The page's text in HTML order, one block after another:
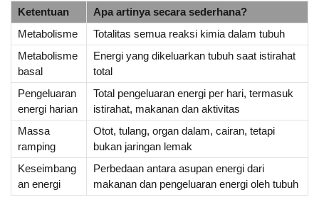
Ketentuan
Apa artinya secara sederhana?
Metabolisme
Totalitas semua reaksi kimia dalam tubuh
Metabolisme
basal
Energi yang dikeluarkan tubuh saat istirahat
total
Pengeluaran
energi harian
Total pengeluaran energi per hari, termasuk
istirahat, makanan dan aktivitas
Massa
ramping
Otot, tulang, organ dalam, cairan, tetapi
bukan jaringan lemak
Keseimbang
an energi
Perbedaan antara asupan energi dari
makanan dan pengeluaran energi oleh tubuh